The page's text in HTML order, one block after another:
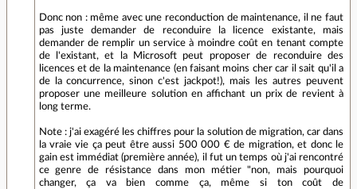
Donc non : même avec une reconduction de maintenance, il ne faut
pas juste demander de reconduire la licence existante, mais
demander de remplir un service à moindre coût en tenant compte
de l'existant, et la Microsoft peut proposer de reconduire des
licences et de la maintenance (en faisant moins cher car il sait qu'il a
de la concurrence, sinon c'est jackpot!), mais les autres peuvent
proposer une meilleure solution en affichant un prix de revient à
long terme.
Note : j'ai exagéré les chiffres pour la solution de migration, car dans
la vraie vie ça peut être aussi 500 000 € de migration, et donc le
gain est immédiat (première année), il fut un temps où j'ai rencontré
ce genre de résistance dans mon métier "non, mais pourquoi
changer, ça va bien comme ça, même si ton coût de